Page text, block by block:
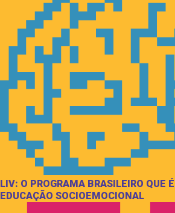
LIV: O PROGRAMA BRASILEIRO QUE
EDUCAÇÃO SOCIOEMOCIONAL